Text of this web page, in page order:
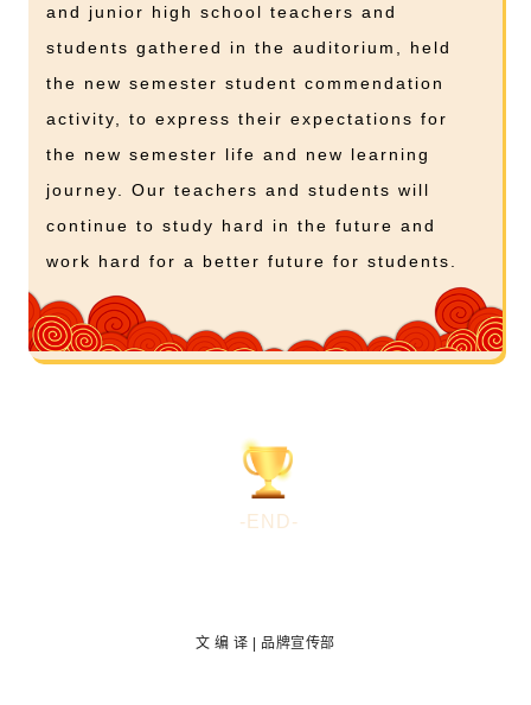
and junior high school teachers and
students gathered in the auditorium, held
the new semester student commendation
activity, to express their expectations for
the new semester life and new learning
journey. Our teachers and students will
continue to study hard in the future and
work hard for a better future for students.
-END-
文 编 译 | 品牌宣传部